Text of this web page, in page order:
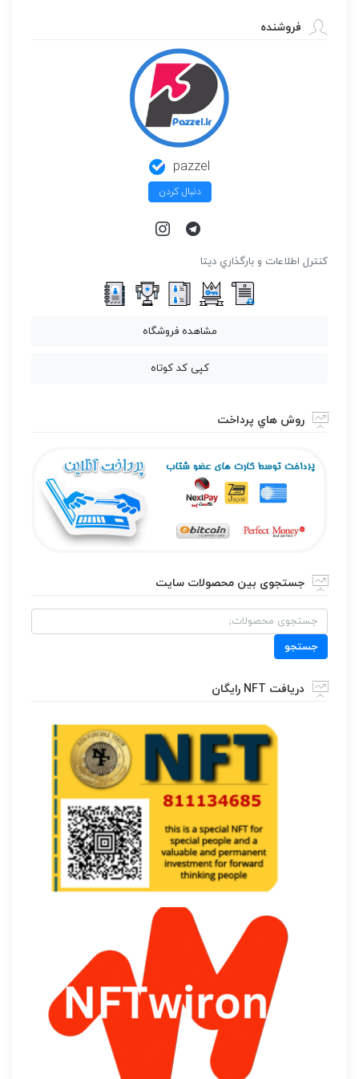
فروشنده
pazzel
دنبال کردن
كنترل اطلاعات و بارگذاري ديتا
مشاهده فروشگاه
کپی کد کوتاه
روش هاي پرداخت
جستجوی بین محصولات سایت
جستجو
برای:
جستجو
دریافت NFT رایگان